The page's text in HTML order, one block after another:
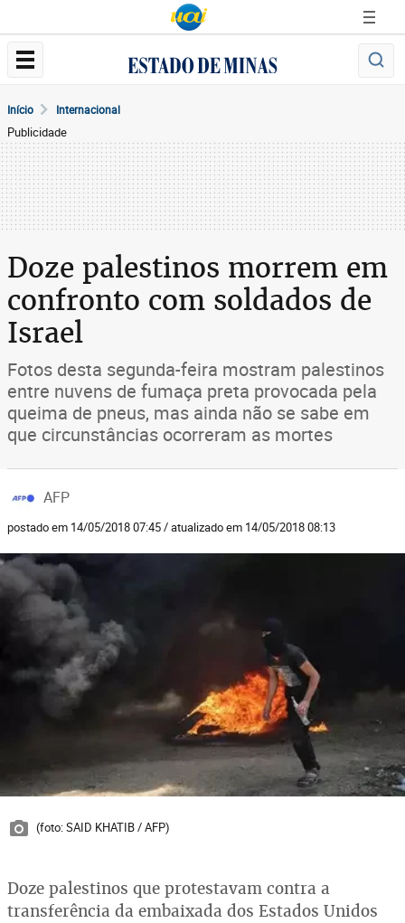
Início Internacional
Publicidade
Doze palestinos morrem em
confronto com soldados de
Israel
Fotos desta segunda-feira mostram palestinos
entre nuvens de fumaça preta provocada pela
queima de pneus, mas ainda não se sabe em
que circunstâncias ocorreram as mortes
AFP
postado em 14/05/2018 07:45 / atualizado em 14/05/2018 08:13
(foto: SAID KHATIB / AFP)
Doze palestinos que protestavam contra a
transferência da embaixada dos Estados Unidos